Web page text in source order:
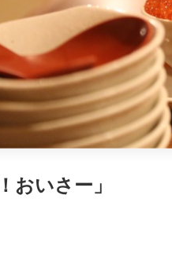
おいさー」